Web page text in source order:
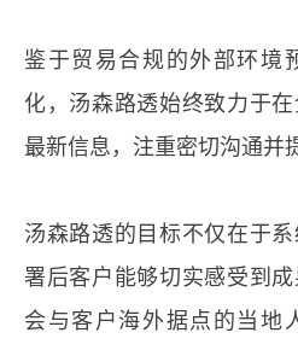
鉴于贸易合规的外部环境
化，汤森路透始终致力于
最新信息，注重密切沟通并
汤森路透的目标不仅在于
署后客户能够切实感受到
会与客户海外据点的当地